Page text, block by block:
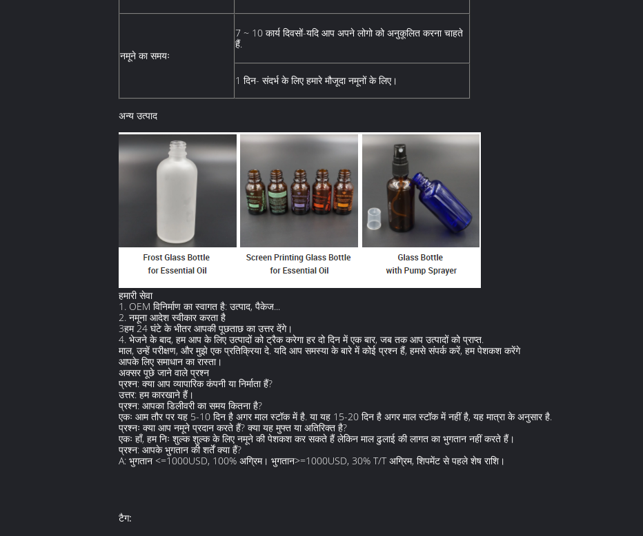
नमूने का समयः
7 ~ 10 कार्य दिवसों-यदि आप अपने लोगो को अनुकूलित करना चाहते
हैं.
1 दिन- संदर्भ के लिए हमारे मौजूदा नमूनों के लिए।
अन्य उत्पाद
हमारी सेवा
1. OEM विनिर्माण का स्वागत है: उत्पाद, पैकेज...
2. नमूना आदेश स्वीकार करता है
3हम 24 घंटे के भीतर आपकी पूछताछ का उत्तर देंगे।
4. भेजने के बाद, हम आप के लिए उत्पादों को ट्रैक करेगा हर दो दिन में एक बार, जब तक आप उत्पादों को प्राप्त.
माल, उन्हें परीक्षण, और मुझे एक प्रतिक्रिया दे. यदि आप समस्या के बारे में कोई प्रश्न हैं, हमसे संपर्क करें, हम पेशकश करेंगे
आपके लिए समाधान का रास्ता।
अक्सर पूछे जाने वाले प्रश्न
प्रश्न: क्या आप व्यापारिक कंपनी या निर्माता हैं?
उत्तर: हम कारखाने हैं।
प्रश्न: आपका डिलीवरी का समय कितना है?
एकः आम तौर पर यह 5-10 दिन है अगर माल स्टॉक में है. या यह 15-20 दिन है अगर माल स्टॉक में नहीं है, यह मात्रा के अनुसार है.
प्रश्नः क्या आप नमूने प्रदान करते हैं? क्या यह मुफ्त या अतिरिक्त है?
एकः हाँ, हम निः शुल्क शुल्क के लिए नमूने की पेशकश कर सकते हैं लेकिन माल ढुलाई की लागत का भुगतान नहीं करते हैं।
प्रश्न: आपके भुगतान की शर्तें क्या हैं?
A: भुगतान <=1000USD, 100% अग्रिम। भुगतान>=1000USD, 30% T/T अग्रिम, शिपमेंट से पहले शेष राशि।
टैग: